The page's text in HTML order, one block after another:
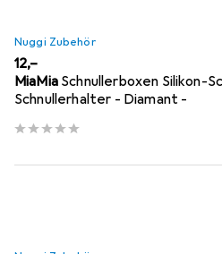
Nuggi Zubehör
EUR
12,–
MiaMia Schnullerboxen Silikon-
Schnullerhalter - Diamant -